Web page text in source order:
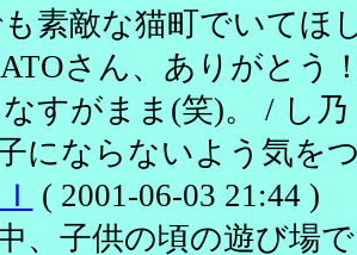
素敵な猫町でいてほ
さん、ありがとう
すがまま(笑)。 / し乃
にならないよう気を
( 2001-06-03 21:44 )
、子供の頃の遊び場